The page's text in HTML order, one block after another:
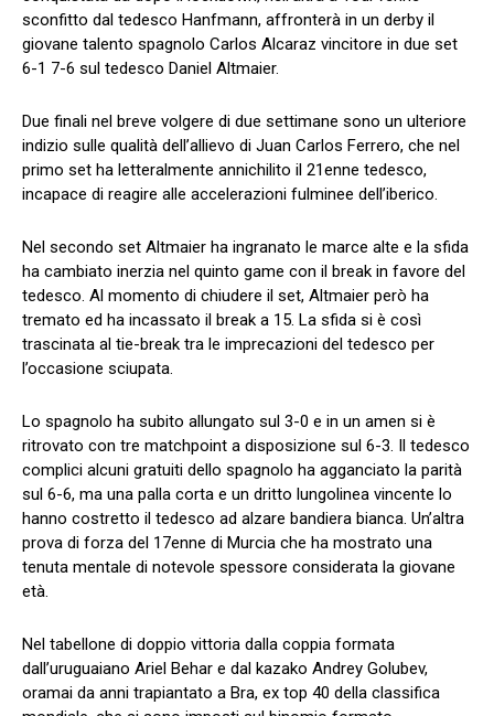
sconfitto dal tedesco Hanfmann, affronterà in un derby il
giovane talento spagnolo Carlos Alcaraz vincitore in due set
6-1 7-6 sul tedesco Daniel Altmaier.
Due finali nel breve volgere di due settimane sono un ulteriore
indizio sulle qualità dell’allievo di Juan Carlos Ferrero, che nel
primo set ha letteralmente annichilito il 21enne tedesco,
incapace di reagire alle accelerazioni fulminee dell’iberico.
Nel secondo set Altmaier ha ingranato le marce alte e la sfida
ha cambiato inerzia nel quinto game con il break in favore del
tedesco. Al momento di chiudere il set, Altmaier però ha
tremato ed ha incassato il break a 15. La sfida si è così
trascinata al tie-break tra le imprecazioni del tedesco per
l’occasione sciupata.
Lo spagnolo ha subito allungato sul 3-0 e in un amen si è
ritrovato con tre matchpoint a disposizione sul 6-3. Il tedesco
complici alcuni gratuiti dello spagnolo ha agganciato la parità
sul 6-6, ma una palla corta e un dritto lungolinea vincente lo
hanno costretto il tedesco ad alzare bandiera bianca. Un’altra
prova di forza del 17enne di Murcia che ha mostrato una
tenuta mentale di notevole spessore considerata la giovane
età.
Nel tabellone di doppio vittoria dalla coppia formata
dall’uruguaiano Ariel Behar e dal kazako Andrey Golubev,
oramai da anni trapiantato a Bra, ex top 40 della classifica